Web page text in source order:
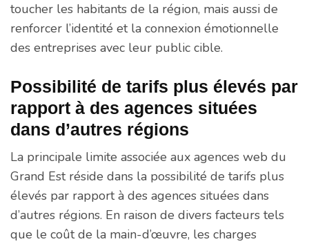
toucher les habitants de la région, mais aussi de
renforcer l’identité et la connexion émotionnelle
des entreprises avec leur public cible.
Possibilité de tarifs plus élevés par
rapport à des agences situées
dans d’autres régions
La principale limite associée aux agences web du
Grand Est réside dans la possibilité de tarifs plus
élevés par rapport à des agences situées dans
d’autres régions. En raison de divers facteurs tels
que le coût de la main-d’œuvre, les charges